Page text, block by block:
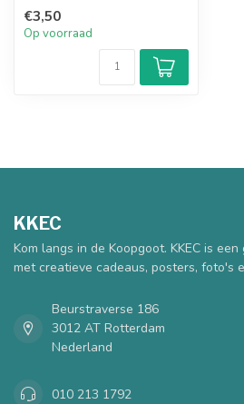
€3,50
Op voorraad
KKEC
Kom langs in de Koopgoot. KKEC is
met creatieve cadeaus, posters, foto's
Beurstraverse 186
3012 AT Rotterdam
Nederland
010 213 1792